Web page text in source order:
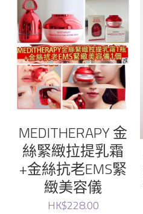
MEDITHERAPY 金
絲緊緻拉提乳霜
+金絲抗老EMS緊
緻美容儀
HK$228.00